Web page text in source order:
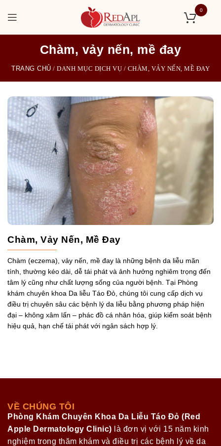
0
Chàm, vảy nến, mề đay
TRANG CHỦ / DANH MỤC DỊCH VỤ / CHÀM, VẢY NẾN, MỀ ĐAY
Chàm, Vảy Nến, Mề Đay
Chàm (eczema), vảy nến, mề đay là những bệnh da liễu mãn
tính, thường kéo dài, dễ tái phát và ảnh hưởng nghiêm trọng đến
tâm lý cũng như chất lượng sống của người bệnh. Tại Phòng
khám chuyên khoa Da liễu Táo Đỏ, chúng tôi cung cấp dịch vụ
điều trị chuyên sâu các bệnh lý da liễu bằng phương pháp hiện
đại – không xâm lấn – phác đồ cá nhân hóa, giúp kiểm soát bệnh
hiệu quả, hạn chế tái phát với ngân sách hợp lý.
VỀ CHÚNG TÔI
Phòng Khám Chuyên Khoa Da Liễu Táo Đỏ (Red
Apple Dermatology Clinic) là đơn vị với 15 năm kinh
nghiệm trong thăm khám và điều trị các bệnh lý về da